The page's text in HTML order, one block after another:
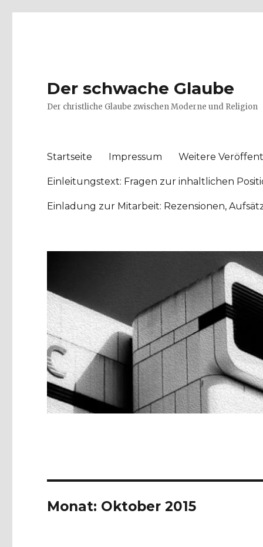
Der schwache Glaube
Der christliche Glaube zwischen Moderne und Religion
Startseite Impressum Weitere
Einleitungstext: Fragen zur inhaltlichen
Einladung zur Mitarbeit: Rezensionen,
Monat: Oktober 2015